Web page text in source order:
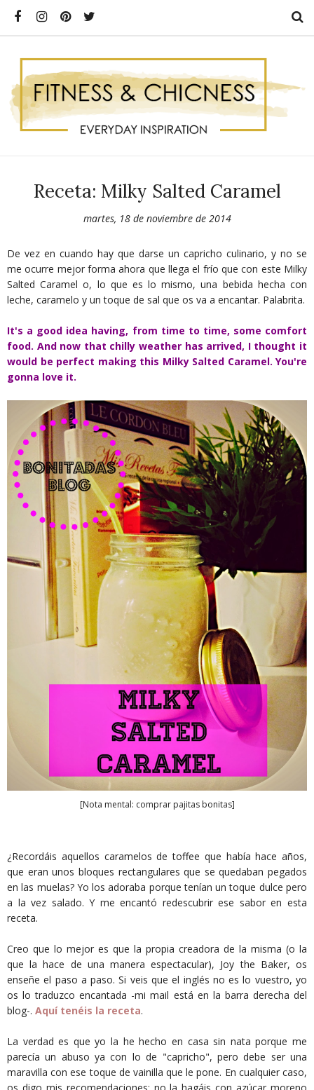
Receta: Milky Salted Caramel
martes, 18 de noviembre de 2014
De vez en cuando hay que darse un capricho culinario, y no se
me ocurre mejor forma ahora que llega el frío que con este Milky
Salted Caramel o, lo que es lo mismo, una bebida hecha con
leche, caramelo y un toque de sal que os va a encantar. Palabrita.
It's a good idea having, from time to time, some comfort
food. And now that chilly weather has arrived, I thought it
would be perfect making this Milky Salted Caramel. You're
gonna love it.
[Nota mental: comprar pajitas bonitas]
¿Recordáis aquellos caramelos de toffee que había hace años,
que eran unos bloques rectangulares que se quedaban pegados
en las muelas? Yo los adoraba porque tenían un toque dulce pero
a la vez salado. Y me encantó redescubrir ese sabor en esta
receta.
Creo que lo mejor es que la propia creadora de la misma (o la
que la hace de una manera espectacular), Joy the Baker, os
enseñe el paso a paso. Si veis que el inglés no es lo vuestro, yo
os lo traduzco encantada -mi mail está en la barra derecha del
blog-. Aquí tenéis la receta.
La verdad es que yo la he hecho en casa sin nata porque me
parecía un abuso ya con lo de "capricho", pero debe ser una
maravilla con ese toque de vainilla que le pone. En cualquier caso,